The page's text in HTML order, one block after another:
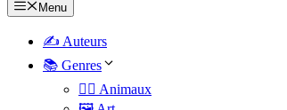
Menu
✍️ Auteurs
📚 Genres
🐕‍🦺 Animaux